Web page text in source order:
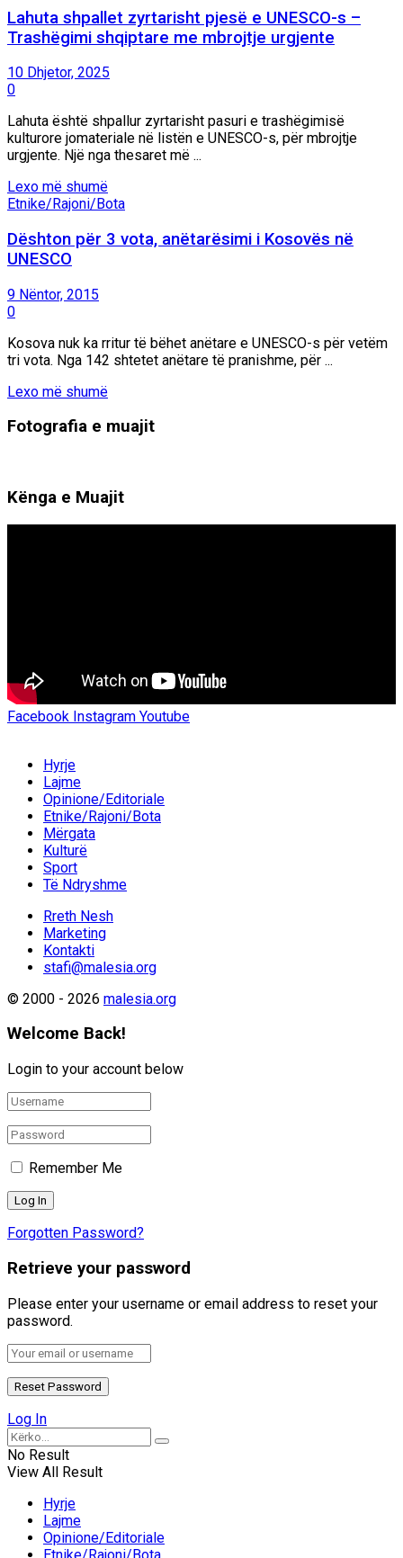
Lahuta shpallet zyrtarisht pjesë e UNESCO-s –
Trashëgimi shqiptare me mbrojtje urgjente
10 Dhjetor, 2025
0
Lahuta është shpallur zyrtarisht pasuri e trashëgimisë
kulturore jomateriale në listën e UNESCO-s, për mbrojtje
urgjente. Një nga thesaret më ...
Lexo më shumëDetails
Etnike/Rajoni/Bota
Dështon për 3 vota, anëtarësimi i Kosovës në
UNESCO
9 Nëntor, 2015
0
Kosova nuk ka rritur të bëhet anëtare e UNESCO-s për vetëm
tri vota. Nga 142 shtetet anëtare të pranishme, për ...
Lexo më shumëDetails
Fotografia e muajit
Kënga e Muajit
Facebook Instagram Youtube
Hyrje
Lajme
Opinione/Editoriale
Etnike/Rajoni/Bota
Mërgata
Kulturë
Sport
Të Ndryshme
Rreth Nesh
Marketing
Kontakti
stafi@malesia.org
© 2000 - 2026 malesia.org
Welcome Back!
Login to your account below
Remember Me
Forgotten Password?
Retrieve your password
Please enter your username or email address to reset your
password.
Log In
No Result
View All Result
Hyrje
Lajme
Opinione/Editoriale
Etnike/Rajoni/Bota